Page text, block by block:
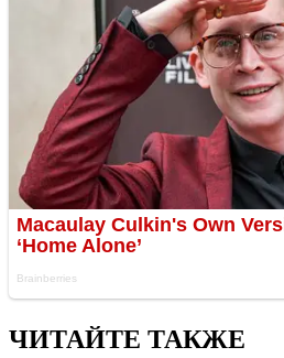
ЧИТАЙТЕ ТАКЖЕ